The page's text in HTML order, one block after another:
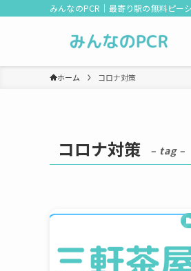
みんなのPCR｜最寄り駅の無料ピー
ホーム コロナ対策
コロナ対策 – tag –